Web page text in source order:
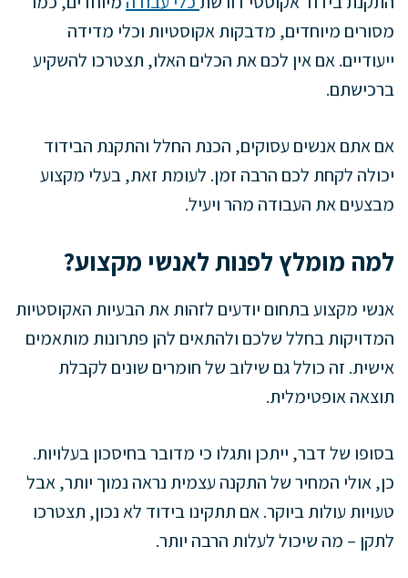
מסורים מיוחדים, מדבקות אקוסטיות וכלי מדידה
ייעודיים. אם אין לכם את הכלים האלו, תצטרכו להשקיע
ברכישתם.
אם אתם אנשים עסוקים, הכנת החלל והתקנת הבידוד
יכולה לקחת לכם הרבה זמן. לעומת זאת, בעלי מקצוע
מבצעים את העבודה מהר ויעיל.
למה מומלץ לפנות לאנשי מקצוע?
אנשי מקצוע בתחום יודעים לזהות את הבעיות האקוסטיות
המדויקות בחלל שלכם ולהתאים להן פתרונות מותאמים
אישית. זה כולל גם שילוב של חומרים שונים לקבלת
תוצאה אופטימלית.
בסופו של דבר, ייתכן ותגלו כי מדובר בחיסכון בעלויות.
כן, אולי המחיר של התקנה עצמית נראה נמוך יותר, אבל
טעויות עולות ביוקר. אם תתקינו בידוד לא נכון, תצטרכו
לתקן – מה שיכול לעלות הרבה יותר.